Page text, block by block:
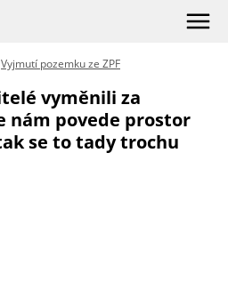
Vyjmutí pozemku ze ZPF
vyměnili za
nám povede prostor
se to tady trochu